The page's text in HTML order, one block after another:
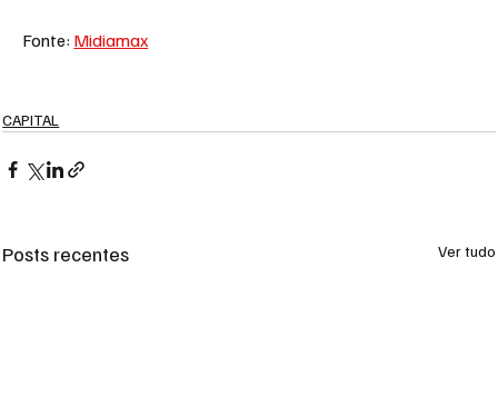
Fonte: Midiamax
CAPITAL
Posts recentes Ver tudo